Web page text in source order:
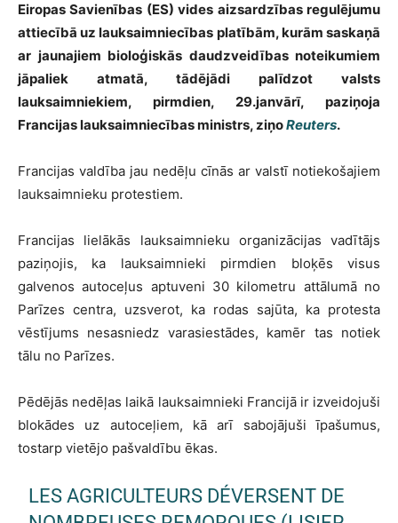
Eiropas Savienības (ES) vides aizsardzības regulējumu
attiecībā uz lauksaimniecības platībām, kurām saskaņā
ar jaunajiem bioloģiskās daudzveidības noteikumiem
jāpaliek atmatā, tādējādi palīdzot valsts
lauksaimniekiem, pirmdien, 29.janvārī, paziņoja
Francijas lauksaimniecības ministrs, ziņoReuters.
Francijas valdība jau nedēļu cīnās ar valstī notiekošajiem
lauksaimnieku protestiem.
Francijas lielākās lauksaimnieku organizācijas vadītājs
paziņojis, ka lauksaimnieki pirmdien bloķēs visus
galvenos autoceļus aptuveni 30 kilometru attālumā no
Parīzes centra, uzsverot, ka rodas sajūta, ka protesta
vēstījums nesasniedz varasiestādes, kamēr tas notiek
tālu no Parīzes.
Pēdējās nedēļas laikā lauksaimnieki Francijā ir izveidojuši
blokādes uz autoceļiem, kā arī sabojājuši īpašumus,
tostarp vietējo pašvaldību ēkas.
LES AGRICULTEURS DÉVERSENT DE